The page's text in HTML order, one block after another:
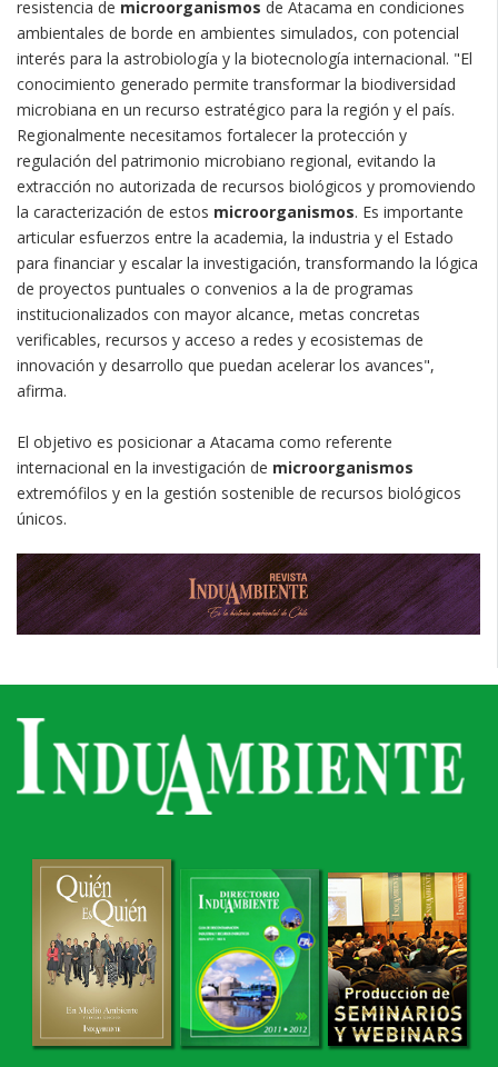
resistencia de microorganismos de Atacama en condiciones
ambientales de borde en ambientes simulados, con potencial
interés para la astrobiología y la biotecnología internacional. "El
conocimiento generado permite transformar la biodiversidad
microbiana en un recurso estratégico para la región y el país.
Regionalmente necesitamos fortalecer la protección y
regulación del patrimonio microbiano regional, evitando la
extracción no autorizada de recursos biológicos y promoviendo
la caracterización de estos microorganismos. Es importante
articular esfuerzos entre la academia, la industria y el Estado
para financiar y escalar la investigación, transformando la lógica
de proyectos puntuales o convenios a la de programas
institucionalizados con mayor alcance, metas concretas
verificables, recursos y acceso a redes y ecosistemas de
innovación y desarrollo que puedan acelerar los avances",
afirma.
El objetivo es posicionar a Atacama como referente
internacional en la investigación de microorganismos
extremófilos y en la gestión sostenible de recursos biológicos
únicos.